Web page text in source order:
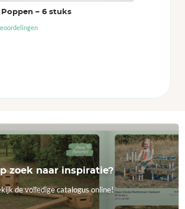
– 6 stuks
zoek naar inspiratie?
de volledige catalogus online!